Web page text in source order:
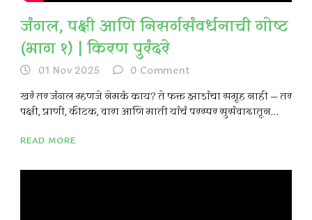
जंगल, पक्षी आणि निसर्गसंवर्धनाची गोष्ट
(भाग १) | किरण पुरंदरे
01 Nov 2025 0 Comment
खरं तर जंगल म्हणजे नेमकं काय? ते फक्त झाडांचा समूह नाही — तर
पक्षी, प्राणी, कीटक, वारा आणि माती यांचं परस्पर सुसंवादातून...
READ MORE